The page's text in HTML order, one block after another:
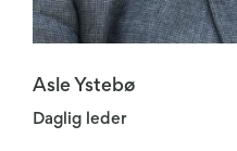
Asle Ystebø
Daglig leder